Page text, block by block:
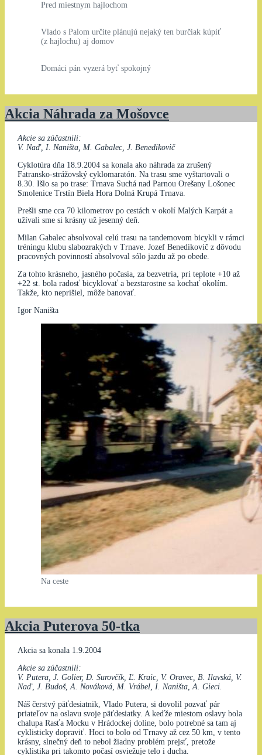
Pred miestnym hajlochom
Vlado s Palom určite plánujú nejaký ten burčiak kúpiť
(z hajlochu) aj domov
Domáci pán vyzerá byť spokojný
Akcia Náhrada za Mošovce
Akcie sa zúčastnili:
V. Naď, I. Naništa, M. Gabalec, J. Benedikovič
Cyklotúra dňa 18.9.2004 sa konala ako náhrada za zrušený
Fatransko-strážovský cyklomaratón. Na trasu sme vyštartovali o
8.30. Išlo sa po trase: Trnava Suchá nad Parnou Orešany Lošonec
Smolenice Trstín Biela Hora Dolná Krupá Trnava.
Prešli sme cca 70 kilometrov po cestách v okolí Malých Karpát a
užívali sme si krásny už jesenný deň.
Milan Gabalec absolvoval celú trasu na tandemovom bicykli v rámci
tréningu klubu slabozrakých v Trnave. Jozef Benedikovič z dôvodu
pracovných povinností absolvoval sólo jazdu až po obede.
Za tohto krásneho, jasného počasia, za bezvetria, pri teplote +10 až
+22 st. bola radosť bicyklovať a bezstarostne sa kochať okolím.
Takže, kto neprišiel, môže banovať.
Igor Naništa
Na ceste
Akcia Puterova 50-tka
Akcia sa konala 1.9.2004
Akcie sa zúčastnili:
V. Putera, J. Golier, D. Surovčík, Ľ. Kraic, V. Oravec, B. Ilavská, V.
Naď, J. Budoš, A. Nováková, M. Vrábel, I. Naništa, A. Gieci.
Náš čerstvý päťdesiatnik, Vlado Putera, si dovolil pozvať pár
priateľov na oslavu svoje päťdesiatky. A keďže miestom oslavy bola
chalupa Rasťa Mocku v Hrádockej doline, bolo potrebné sa tam aj
cyklisticky dopraviť. Hoci to bolo od Trnavy až cez 50 km, v tento
krásny, slnečný deň to nebol žiadny problém prejsť, pretože
cyklistika pri takomto počasí osviežuje telo i ducha.